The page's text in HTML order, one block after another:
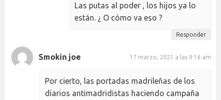
Las putas al poder , los hijos ya lo
están. ¿ O cómo va eso ?
Responder
Smokin joe 17 marzo, 2021 a las 9:16 am
Por cierto, las portadas madrileñas de los
diarios antimadridistas haciendo campaña